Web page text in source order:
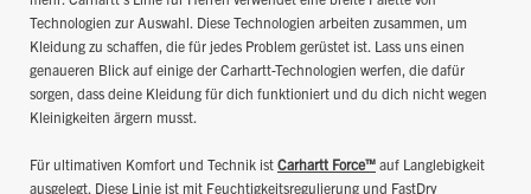
Technologien zur Auswahl. Diese Technologien arbeiten zusammen, um
Kleidung zu schaffen, die für jedes Problem gerüstet ist. Lass uns einen
genaueren Blick auf einige der Carhartt-Technologien werfen, die dafür
sorgen, dass deine Kleidung für dich funktioniert und du dich nicht wegen
Kleinigkeiten ärgern musst.
Für ultimativen Komfort und Technik ist Carhartt Force™ auf Langlebigkeit
ausgelegt. Diese Linie ist mit Feuchtigkeitsregulierung und FastDry